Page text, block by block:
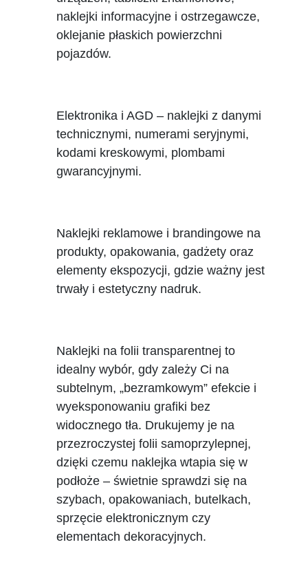
naklejki informacyjne i ostrzegawcze,
oklejanie płaskich powierzchni
pojazdów.
Elektronika i AGD – naklejki z danymi
technicznymi, numerami seryjnymi,
kodami kreskowymi, plombami
gwarancyjnymi.
Naklejki reklamowe i brandingowe na
produkty, opakowania, gadżety oraz
elementy ekspozycji, gdzie ważny jest
trwały i estetyczny nadruk.
Naklejki na folii transparentnej to
idealny wybór, gdy zależy Ci na
subtelnym, „bezramkowym” efekcie i
wyeksponowaniu grafiki bez
widocznego tła. Drukujemy je na
przezroczystej folii samoprzylepnej,
dzięki czemu naklejka wtapia się w
podłoże – świetnie sprawdzi się na
szybach, opakowaniach, butelkach,
sprzęcie elektronicznym czy
elementach dekoracyjnych.